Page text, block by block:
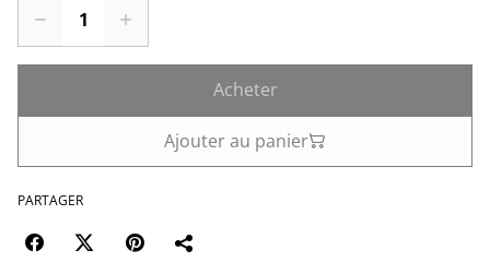
Acheter
Ajouter au panier
PARTAGER